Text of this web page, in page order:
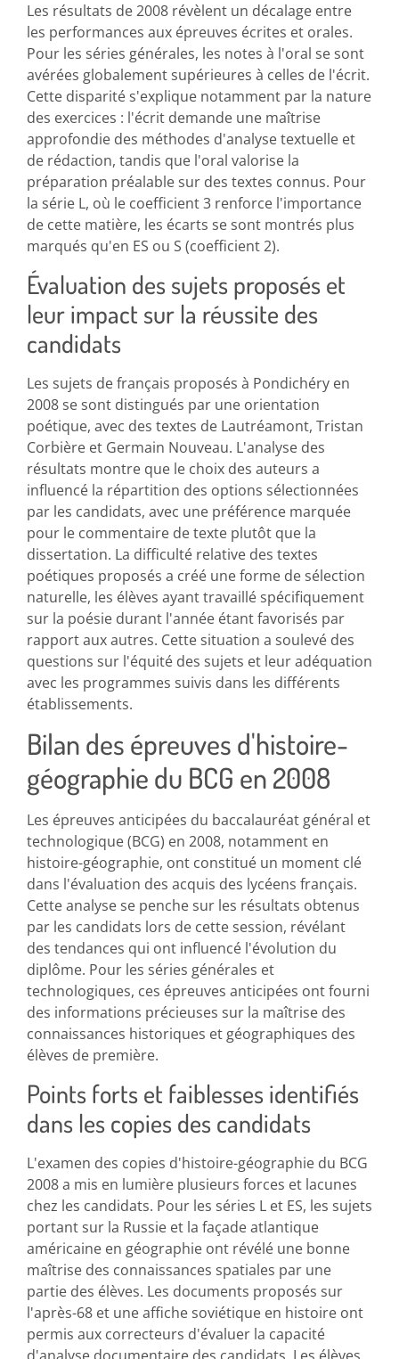
Les résultats de 2008 révèlent un décalage entre
les performances aux épreuves écrites et orales.
Pour les séries générales, les notes à l'oral se sont
avérées globalement supérieures à celles de l'écrit.
Cette disparité s'explique notamment par la nature
des exercices : l'écrit demande une maîtrise
approfondie des méthodes d'analyse textuelle et
de rédaction, tandis que l'oral valorise la
préparation préalable sur des textes connus. Pour
la série L, où le coefficient 3 renforce l'importance
de cette matière, les écarts se sont montrés plus
marqués qu'en ES ou S (coefficient 2).
Évaluation des sujets proposés et
leur impact sur la réussite des
candidats
Les sujets de français proposés à Pondichéry en
2008 se sont distingués par une orientation
poétique, avec des textes de Lautréamont, Tristan
Corbière et Germain Nouveau. L'analyse des
résultats montre que le choix des auteurs a
influencé la répartition des options sélectionnées
par les candidats, avec une préférence marquée
pour le commentaire de texte plutôt que la
dissertation. La difficulté relative des textes
poétiques proposés a créé une forme de sélection
naturelle, les élèves ayant travaillé spécifiquement
sur la poésie durant l'année étant favorisés par
rapport aux autres. Cette situation a soulevé des
questions sur l'équité des sujets et leur adéquation
avec les programmes suivis dans les différents
établissements.
Bilan des épreuves d'histoire-
géographie du BCG en 2008
Les épreuves anticipées du baccalauréat général et
technologique (BCG) en 2008, notamment en
histoire-géographie, ont constitué un moment clé
dans l'évaluation des acquis des lycéens français.
Cette analyse se penche sur les résultats obtenus
par les candidats lors de cette session, révélant
des tendances qui ont influencé l'évolution du
diplôme. Pour les séries générales et
technologiques, ces épreuves anticipées ont fourni
des informations précieuses sur la maîtrise des
connaissances historiques et géographiques des
élèves de première.
Points forts et faiblesses identifiés
dans les copies des candidats
L'examen des copies d'histoire-géographie du BCG
2008 a mis en lumière plusieurs forces et lacunes
chez les candidats. Pour les séries L et ES, les sujets
portant sur la Russie et la façade atlantique
américaine en géographie ont révélé une bonne
maîtrise des connaissances spatiales par une
partie des élèves. Les documents proposés sur
l'après-68 et une affiche soviétique en histoire ont
permis aux correcteurs d'évaluer la capacité
d'analyse documentaire des candidats. Les élèves